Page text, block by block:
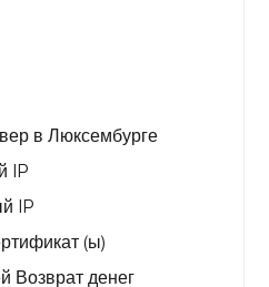
в Люксембурге
IP
IP
(ы)
Возврат денег